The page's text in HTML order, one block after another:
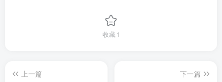
收藏1
上一篇
下一篇